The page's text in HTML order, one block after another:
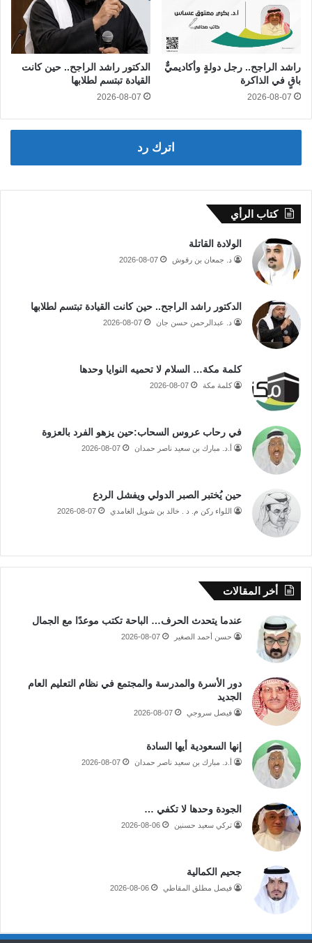
راشد الراجح.. رجل دولةٍ وأكاديميٌّ
باقٍ في الذاكرة
2026-08-07
الدكتور راشد الراجح.. حين كانت
القيادة تبتسم لطلابها
2026-08-07
اترك رد
كتاب الرأي
الولادة القاتلة
د. جمعان بن رقوش 2026-08-07
الدكتور راشد الراجح.. حين كانت القيادة تبتسم لطلابها
د. عبدالرحمن حسن جان 2026-08-07
كلمة مكة… السلام لا تحميه النوايا وحدها
كلمة مكة 2026-08-07
في رحاب عروس السحاب:حين يزهو الفرد بالعزوة
أ.د. مبارك بن سعيد ناصر حمدان 2026-08-07
حين يُختبر الصبر الدولي ويفشل الردع
اللواء ركن م. د . خالد بن شويل الغامدي 2026-08-07
أخر المقالات
عندما يتحدث الحرف… الباحة تكتب موعدًا مع الجمال
حسن أحمد الصغير 2026-08-07
دور الأسرة والمدرسة والمجتمع في نظام التعليم العام
الجديد
فيصل سروجي 2026-08-07
إنها السعودية أيها السادة
أ.د. مبارك بن سعيد ناصر حمدان 2026-08-07
الجودة وحدها لا تكفي …
تركي سعيد حسنين 2026-08-06
جحيم الكمالية
فيصل مطلق المقاطي 2026-08-06